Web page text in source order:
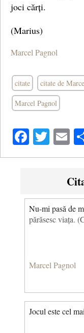
joci cărți.
(Marius)
Marcel Pagnol
citate citate de
Marcel Pagnol
Nu-mi pasă de
părăsesc viața.
Marcel Pagnol
Jocul este cel